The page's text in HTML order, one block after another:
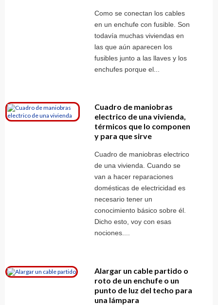
Como se conectan los cables
en un enchufe con fusible. Son
todavía muchas viviendas en
las que aún aparecen los
fusibles junto a las llaves y los
enchufes porque el...
Cuadro de maniobras
electrico de una vivienda,
térmicos que lo componen
y para que sirve
Cuadro de maniobras electrico
de una vivienda. Cuando se
van a hacer reparaciones
domésticas de electricidad es
necesario tener un
conocimiento básico sobre él.
Dicho esto, voy con esas
nociones....
Alargar un cable partido o
roto de un enchufe o un
punto de luz del techo para
una lámpara